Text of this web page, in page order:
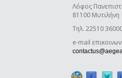
Λόφος
81100 Μυτιλήνη
Τηλ. 22510
e-mail